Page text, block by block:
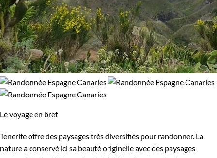
Le voyage en bref
Tenerife offre des paysages très diversifiés pour randonner. La
nature a conservé ici sa beauté originelle avec des paysages